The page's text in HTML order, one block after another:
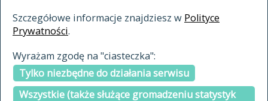
Szczegółowe informacje znajdziesz w Polityce
Prywatności.
Wyrażam zgodę na "ciasteczka":
Tylko niezbędne do działania serwisu
Wszystkie (także służące gromadzeniu statystyk
indeksie
a fronte
a tergo